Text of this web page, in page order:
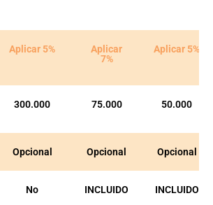
Aplicar 5%
Aplicar
7%
Aplicar 5%
300.000 75.000 50.000
Opcional Opcional Opcional
No INCLUIDO INCLUIDO